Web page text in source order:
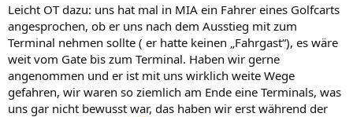
Leicht OT dazu: uns hat mal in MIA ein Fahrer eines Golfcarts
angesprochen, ob er uns nach dem Ausstieg mit zum
Terminal nehmen sollte ( er hatte keinen „Fahrgast“), es wäre
weit vom Gate bis zum Terminal. Haben wir gerne
angenommen und er ist mit uns wirklich weite Wege
gefahren, wir waren so ziemlich am Ende eine Terminals, was
uns gar nicht bewusst war, das haben wir erst während der